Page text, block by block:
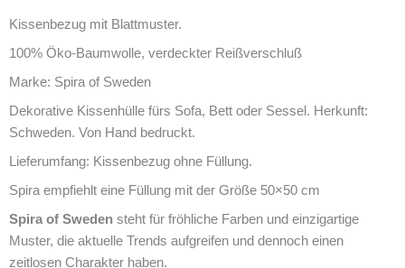
Kissenbezug mit Blattmuster.
100% Öko-Baumwolle, verdeckter Reißverschluß
Marke: Spira of Sweden
Dekorative Kissenhülle fürs Sofa, Bett oder Sessel. Herkunft:
Schweden. Von Hand bedruckt.
Lieferumfang: Kissenbezug ohne Füllung.
Spira empfiehlt eine Füllung mit der Größe 50×50 cm
Spira of Sweden steht für fröhliche Farben und einzigartige
Muster, die aktuelle Trends aufgreifen und dennoch einen
zeitlosen Charakter haben.